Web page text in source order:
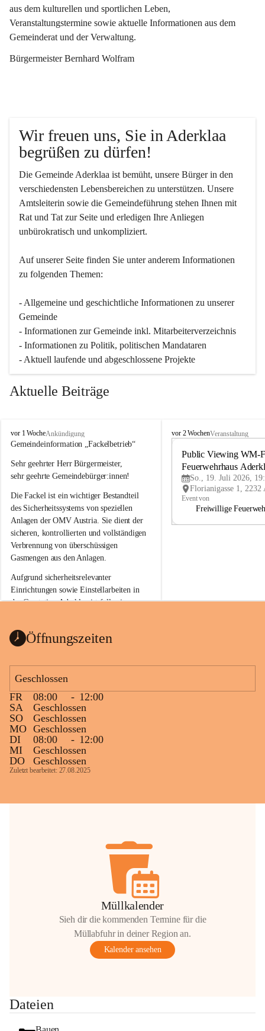
aus dem kulturellen und sportlichen Leben,
Veranstaltungstermine sowie aktuelle Informationen aus dem
Gemeinderat und der Verwaltung.
Bürgermeister Bernhard Wolfram
Wir freuen uns, Sie in Aderklaa
begrüßen zu dürfen!
Die Gemeinde Aderklaa ist bemüht, unsere Bürger in den
verschiedensten Lebensbereichen zu unterstützen. Unsere
Amtsleiterin sowie die Gemeindeführung stehen Ihnen mit
Rat und Tat zur Seite und erledigen Ihre Anliegen
unbürokratisch und unkompliziert.
Auf unserer Seite finden Sie un­ter an­de­rem Informationen
zu folgenden Themen:
- Allgemeine und geschichtliche Informationen zu unserer
Gemeinde
- Informationen zur Gemeinde inkl. Mitarbeiterverzeichnis
- Informationen zu Politik, politischen Mandataren
- Aktuell laufende und abgeschlossene Projekte
Aktuelle Beiträge
A
d
r
k
a
a
vor 1 WocheAnkündigung
Gemeindeinformation „Fackelbetrieb“
Sehr geehrter Herr Bürgermeister,
sehr geehrte Gemeindebürger:innen!
Die Fackel ist ein wichtiger Bestandteil
des Sicherheitssystems von speziellen
Anlagen der OMV Austria. Sie dient der
sicheren, kontrollierten und vollständigen
Verbrennung von überschüssigen
Gasmengen aus den Anlagen.
Aufgrund sicherheitsrelevanter
Einrichtungen sowie Einstellarbeiten in
der Gasstation Aderklaa ist fallweise
kommenden Tagen und Wochen wird
sein.
Die OMV Austria ist bemüht, für die
Bevölkerung ungewohnte, jedoch
technisch notwendige Betriebszustände so
kurz wie möglich zu halten.
Wir bitten daher die umliegende
Bevölkerung um Verständnis.
anrainer-service@omv.com
Bei Fragen, Anliegen oder Beschwerden.
Die OMV wird im Zuge von
A
vor 2 WochenVeranstaltung
Public Viewing WM-
Feuerwehrhaus
So., 19. Juli 2026,
Event von
Freiwillige
Öffnungszeiten
Geschlossen
FR
08:00 - 12:00
SA
Geschlossen
SO
Geschlossen
MO Geschlossen
DI
08:00 - 12:00
MI
Geschlossen
DO
Geschlossen
Zuletzt bearbeitet: 27.08.2025
Müllkalender
Sieh dir die kommenden Termine für die
Müllabfuhr in deiner Region an.
Kalender ansehen
Dateien